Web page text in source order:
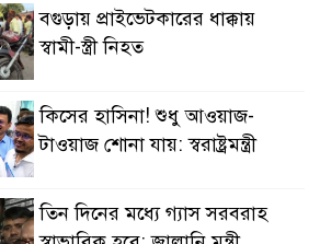
বগুড়ায় প্রাইভেটকারের ধাক্কায়
স্বামী-স্ত্রী নিহত
কিসের হাসিনা! শুধু আওয়াজ-
টাওয়াজ শোনা যায়: স্বরাষ্ট্রমন্ত্রী
তিন দিনের মধ্যে গ্যাস সরবরাহ